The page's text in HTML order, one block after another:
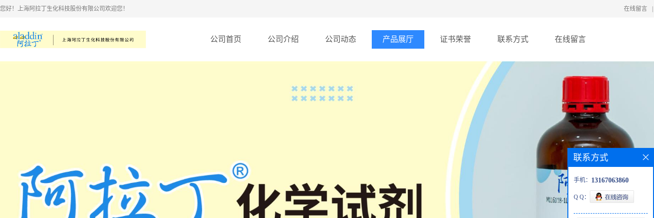
您好！上海阿拉丁生化科技股份有限公司欢迎您！ 在线留言
公司首页 公司介绍 公司动态 产品展厅 证书荣誉 联系方式 在线留言
联系方式
手机： 13167063860
Q Q：